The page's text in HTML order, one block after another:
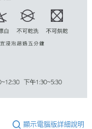
顯示電腦版詳細說明